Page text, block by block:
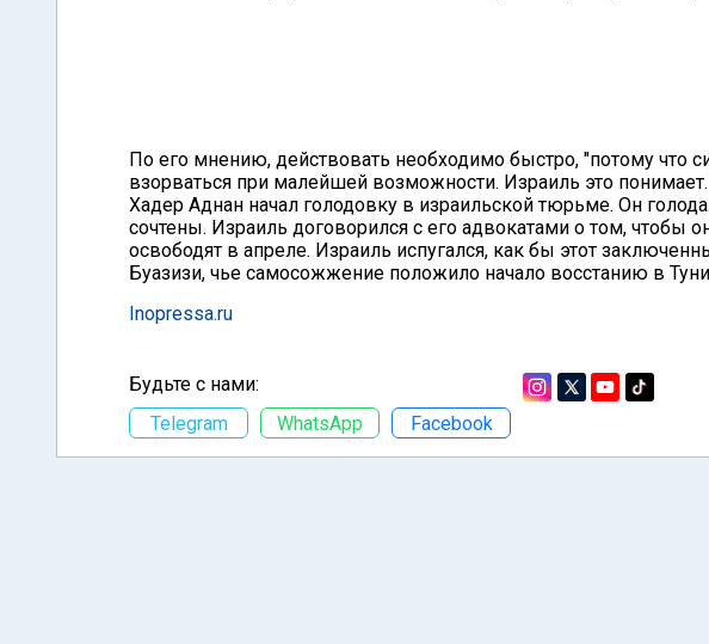
По его мнению, действовать необходимо быстро, "потому что
взорваться при малейшей возможности. Израиль это
Хадер Аднан начал голодовку в израильской тюрьме. Он
сочтены. Израиль договорился с его адвокатами о том, чтобы
освободят в апреле. Израиль испугался, как бы этот
Буазизи, чье самосожжение положило начало восстанию в
Inopressa.ru
Будьте с нами:
Telegram
WhatsApp Facebook